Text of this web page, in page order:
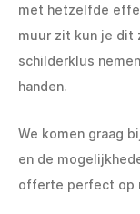
met hetzelfde
muur zit kun je dit
schilderklus
handen.
We komen graag
en de
offerte perfect op